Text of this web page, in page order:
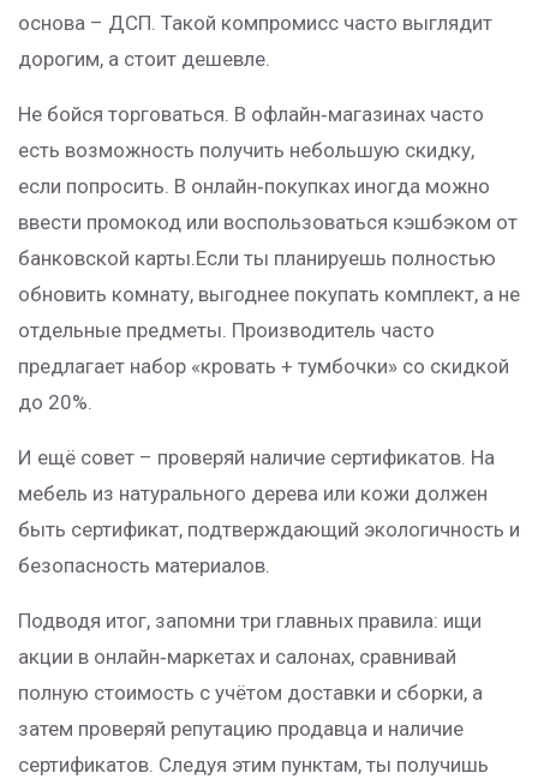
основа – ДСП. Такой компромисс часто выглядит
дорогим, а стоит дешевле.
Не бойся торговаться. В офлайн‑магазинах часто
есть возможность получить небольшую скидку,
если попросить. В онлайн‑покупках иногда можно
ввести промокод или воспользоваться кэшбэком от
банковской карты.Если ты планируешь полностью
обновить комнату, выгоднее покупать комплект, а не
отдельные предметы. Производитель часто
предлагает набор «кровать + тумбочки» со скидкой
до 20%.
И ещё совет – проверяй наличие сертификатов. На
мебель из натурального дерева или кожи должен
быть сертификат, подтверждающий экологичность и
безопасность материалов.
Подводя итог, запомни три главных правила: ищи
акции в онлайн‑маркетах и салонах, сравнивай
полную стоимость с учётом доставки и сборки, а
затем проверяй репутацию продавца и наличие
сертификатов. Следуя этим пунктам, ты получишь